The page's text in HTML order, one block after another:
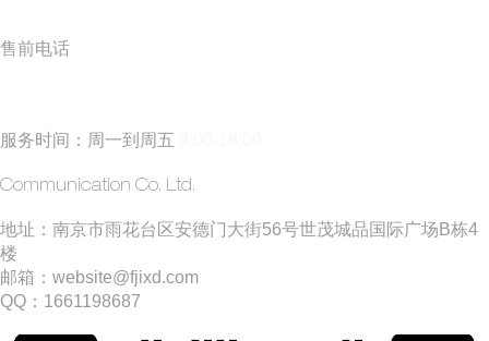
售前电话
服务时间：周一到周五
Communication Co. Ltd.
​地址：南京市雨花台区安德门大街56号世茂城品国际广场B栋4
楼
邮箱：website@fjixd.com
​QQ：1661198687